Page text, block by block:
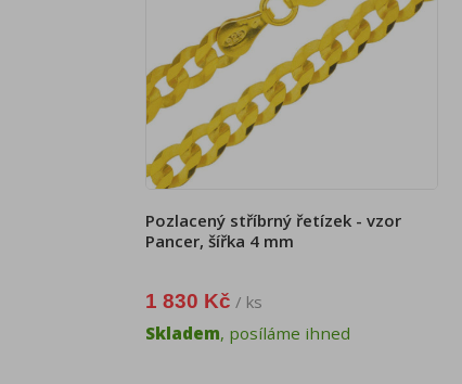
Pozlacený stříbrný řetízek - vzor
Pancer, šířka 4 mm
1 830 Kč / ks
Skladem, posíláme ihned